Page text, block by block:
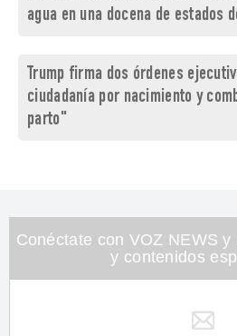
agua en una docena de estados
Trump firma dos órdenes
ciudadanía por nacimiento y
parto"
Conéctate con VOZ NEWS
y contenidos